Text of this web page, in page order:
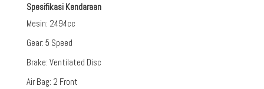
Spesifikasi Kendaraan
Mesin: 2494cc
Gear: 5 Speed
Brake: Ventilated Disc
Air Bag: 2 Front